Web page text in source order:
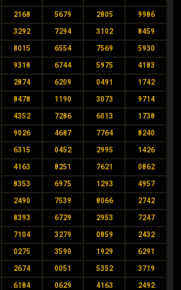
2168 5679 2805 9986
3292 7294 3102 8459
8015 6554 7569 5930
9318 6744 5975 4183
2874 6209 0491 1742
8478 1190 3073 9714
4352 7286 6013 1738
9026 4687 7764 8240
6315 0452 2995 1426
4163 8251 7621 0862
8353 6975 1293 4957
2490 7539 8066 2742
8393 6729 2953 7247
7104 3279 0859 2432
0275 3590 1929 6291
2674 0051 5352 3719
6184 0629 4163 2492